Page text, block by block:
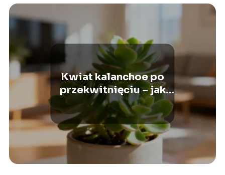
Kwiat kalanchoe po
przekwitnięciu – jak
pielęgnować?